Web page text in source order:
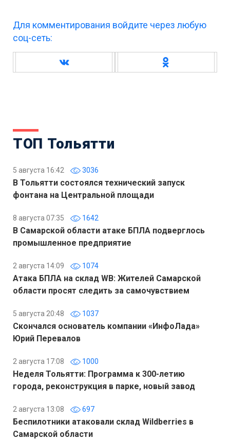
Для комментирования войдите через любую
соц-сеть:
ТОП Тольятти
5 августа 16:42 3036
В Тольятти состоялся технический запуск
фонтана на Центральной площади
8 августа 07:35 1642
В Самарской области атаке БПЛА подверглось
промышленное предприятие
2 августа 14:09 1074
Атака БПЛА на склад WB: Жителей Самарской
области просят следить за самочувствием
5 августа 20:48 1037
Скончался основатель компании «ИнфоЛада»
Юрий Перевалов
2 августа 17:08 1000
Неделя Тольятти: Программа к 300-летию
города, реконструкция в парке, новый завод
2 августа 13:08 697
Беспилотники атаковали склад Wildberries в
Самарской области